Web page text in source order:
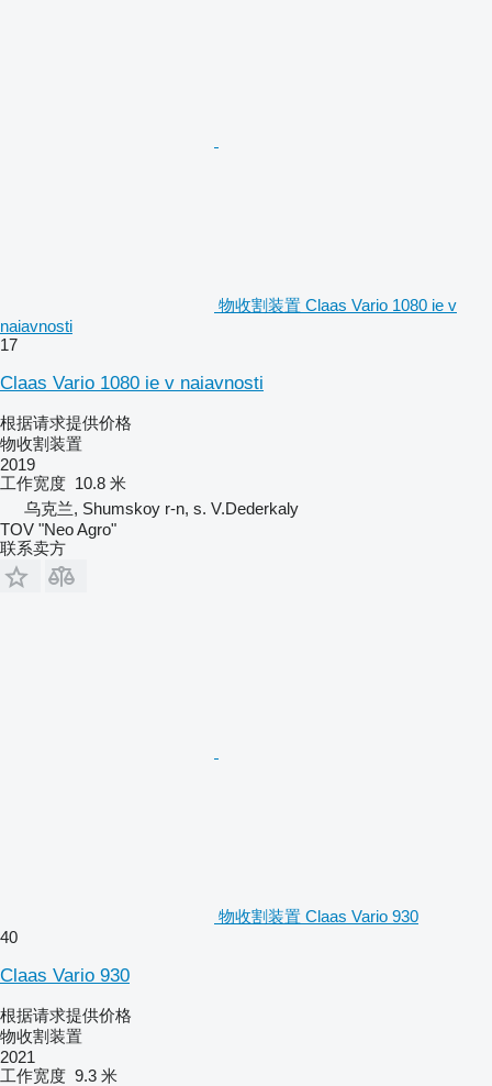
物收割装置 Claas Vario 1080 ie v
naiavnosti
17
Claas Vario 1080 ie v naiavnosti
根据请求提供价格
物收割装置
2019
工作宽度 10.8 米
乌克兰, Shumskoy r-n, s. V.Dederkaly
TOV "Neo Agro"
联系卖方
物收割装置 Claas Vario 930
40
Claas Vario 930
根据请求提供价格
物收割装置
2021
工作宽度 9.3 米